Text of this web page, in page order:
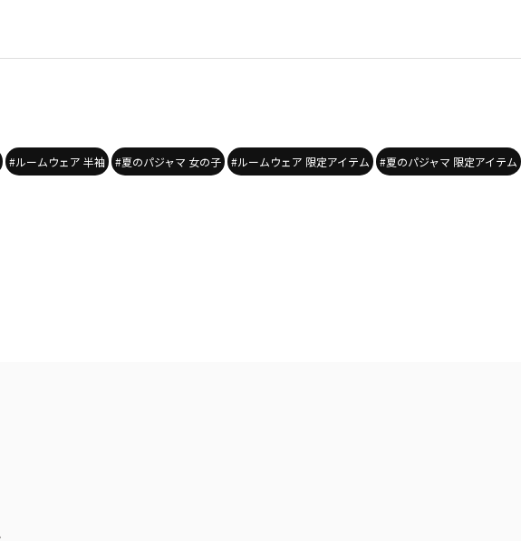
#ルームウェア 半袖 #夏のパジャマ 女の子 #ルームウェア 限定アイテム #夏のパジャマ 限定アイテム